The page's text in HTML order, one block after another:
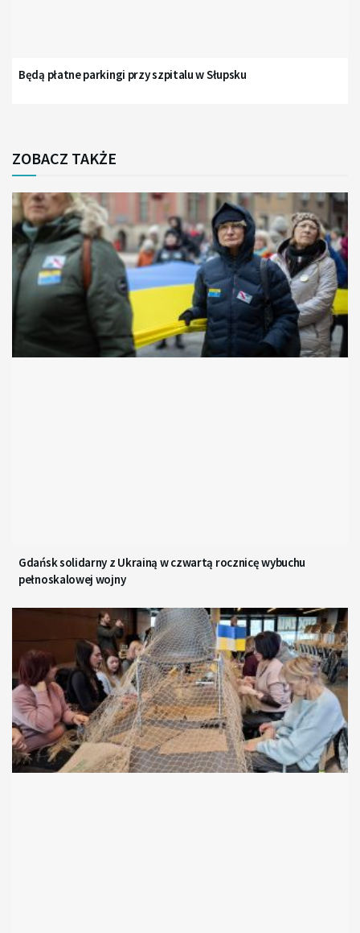
Będą płatne parkingi przy szpitalu w Słupsku
ZOBACZ TAKŻE
Gdańsk solidarny z Ukrainą w czwartą rocznicę wybuchu
pełnoskalowej wojny